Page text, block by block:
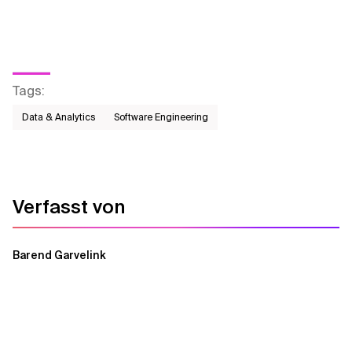
Tags:
Data & Analytics Software Engineering
Verfasst von
Barend Garvelink